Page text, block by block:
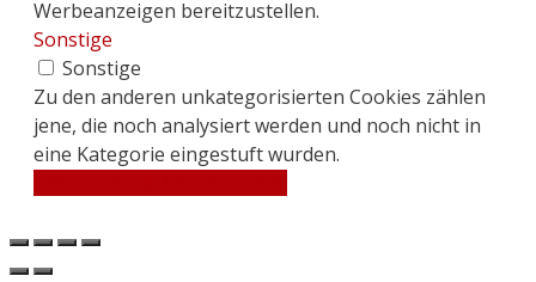
Werbeanzeigen bereitzustellen.
Sonstige
Sonstige
Zu den anderen unkategorisierten Cookies zählen
jene, die noch analysiert werden und noch nicht in
eine Kategorie eingestuft wurden.